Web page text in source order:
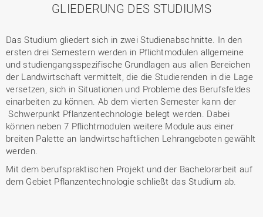
GLIEDERUNG DES STUDIUMS
Das Studium gliedert sich in zwei Studienabschnitte. In den
ersten drei Semestern werden in Pflichtmodulen allgemeine
und studiengangsspezifische Grundlagen aus allen Bereichen
der Landwirtschaft vermittelt, die die Studierenden in die Lage
versetzen, sich in Situationen und Probleme des Berufsfeldes
einarbeiten zu können. Ab dem vierten Semester kann der
Schwerpunkt Pflanzentechnologie belegt werden. Dabei
können neben 7 Pflichtmodulen weitere Module aus einer
breiten Palette an landwirtschaftlichen Lehrangeboten gewählt
werden.
Mit dem berufspraktischen Projekt und der Bachelorarbeit auf
dem Gebiet Pflanzentechnologie schließt das Studium ab.